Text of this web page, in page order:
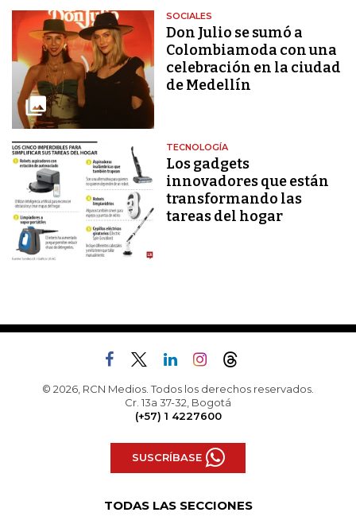
SOCIALES
Don Julio se sumó a
Colombiamoda con una
celebración en la ciudad
de Medellín
TECNOLOGÍA
Los gadgets
innovadores que están
transformando las
tareas del hogar
© 2026, RCN Medios. Todos los derechos reservados.
Cr. 13a 37-32, Bogotá
(+57) 1 4227600
SUSCRÍBASE
TODAS LAS SECCIONES